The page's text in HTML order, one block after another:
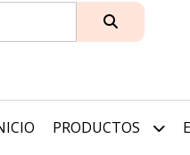
PRODUCTOS